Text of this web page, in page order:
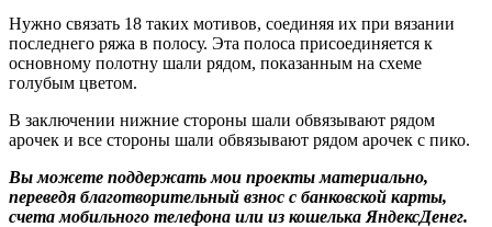
Нужно связать 18 таких мотивов, соединяя их при вязании
последнего ряжа в полосу. Эта полоса присоединяется к
основному полотну шали рядом, показанным на схеме
голубым цветом.
В заключении нижние стороны шали обвязывают рядом
арочек и все стороны шали обвязывают рядом арочек с пико.
Вы можете поддержать мои проекты материально,
переведя благотворительный взнос с банковской карты,
счета мобильного телефона или из кошелька ЯндексДенег.